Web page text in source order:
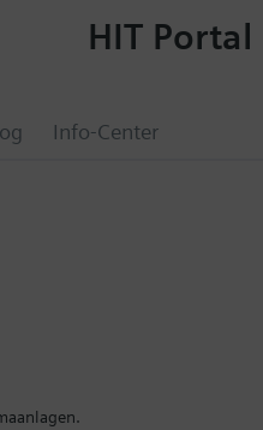
Info-Center
HIT Portal